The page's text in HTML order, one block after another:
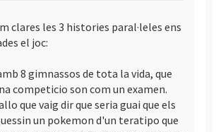
clares les 3 histories paral·leles ens
el joc:
8 gimnassos de tota la vida, que
competicio son com un examen.
que vaig dir que seria guai que els
un pokemon d'un teratipo que